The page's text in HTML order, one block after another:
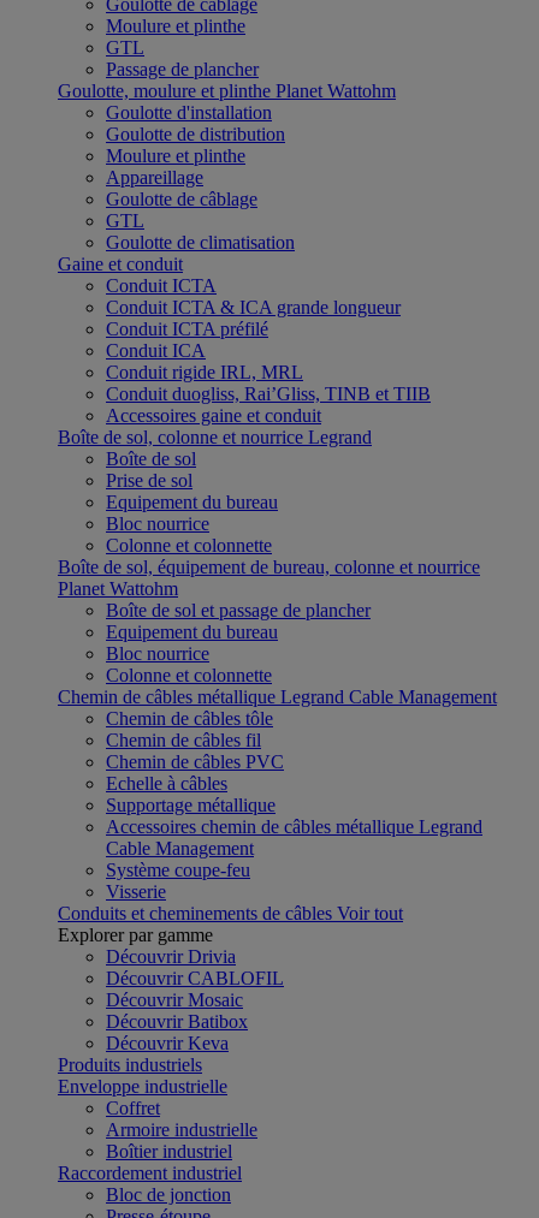
Goulotte de câblage
Moulure et plinthe
GTL
Passage de plancher
Goulotte, moulure et plinthe Planet Wattohm
Goulotte d'installation
Goulotte de distribution
Moulure et plinthe
Appareillage
Goulotte de câblage
GTL
Goulotte de climatisation
Gaine et conduit
Conduit ICTA
Conduit ICTA & ICA grande longueur
Conduit ICTA préfilé
Conduit ICA
Conduit rigide IRL, MRL
Conduit duogliss, Rai’Gliss, TINB et TIIB
Accessoires gaine et conduit
Boîte de sol, colonne et nourrice Legrand
Boîte de sol
Prise de sol
Equipement du bureau
Bloc nourrice
Colonne et colonnette
Boîte de sol, équipement de bureau, colonne et nourrice
Planet Wattohm
Boîte de sol et passage de plancher
Equipement du bureau
Bloc nourrice
Colonne et colonnette
Chemin de câbles métallique Legrand Cable Management
Chemin de câbles tôle
Chemin de câbles fil
Chemin de câbles PVC
Echelle à câbles
Supportage métallique
Accessoires chemin de câbles métallique Legrand
Cable Management
Système coupe-feu
Visserie
Conduits et cheminements de câbles Voir tout
Explorer par gamme
Découvrir Drivia
Découvrir CABLOFIL
Découvrir Mosaic
Découvrir Batibox
Découvrir Keva
Produits industriels
Enveloppe industrielle
Coffret
Armoire industrielle
Boîtier industriel
Raccordement industriel
Bloc de jonction